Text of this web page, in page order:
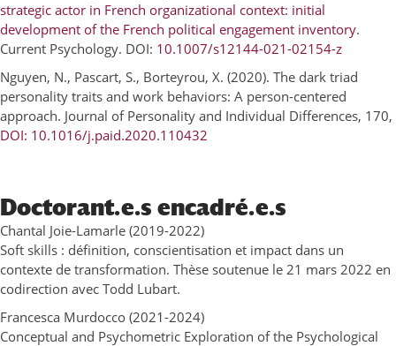
strategic actor in French organizational context: initial
development of the French political engagement inventory.
Current Psychology. DOI: 10.1007/s12144-021-02154-z
Nguyen, N., Pascart, S., Borteyrou, X. (2020). The dark triad
personality traits and work behaviors: A person-centered
approach. Journal of Personality and Individual Differences, 170,
DOI: 10.1016/j.paid.2020.110432
Doctorant.e.s encadré.e.s
Chantal Joie-Lamarle (2019-2022)
Soft skills : définition, conscientisation et impact dans un
contexte de transformation. Thèse soutenue le 21 mars 2022 en
codirection avec Todd Lubart.
Francesca Murdocco (2021-2024)
Conceptual and Psychometric Exploration of the Psychological